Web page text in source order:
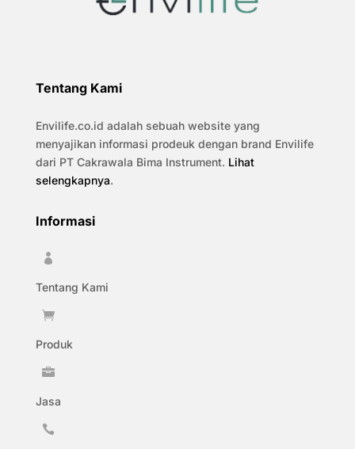
Tentang Kami
Envilife.co.id adalah sebuah website yang
menyajikan informasi prodeuk dengan brand Envilife
dari PT Cakrawala Bima Instrument. Lihat
selengkapnya.
Informasi

Tentang Kami

Produk

Jasa
